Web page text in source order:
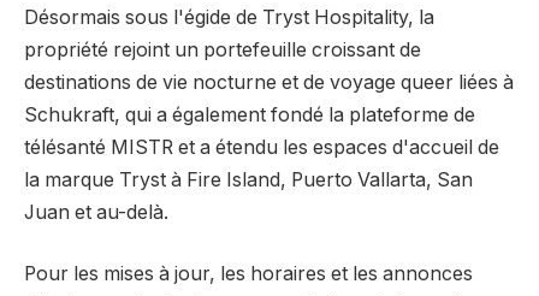
Désormais sous l'égide de Tryst Hospitality, la
propriété rejoint un portefeuille croissant de
destinations de vie nocturne et de voyage queer liées à
Schukraft, qui a également fondé la plateforme de
télésanté MISTR et a étendu les espaces d'accueil de
la marque Tryst à Fire Island, Puerto Vallarta, San
Juan et au-delà.
Pour les mises à jour, les horaires et les annonces